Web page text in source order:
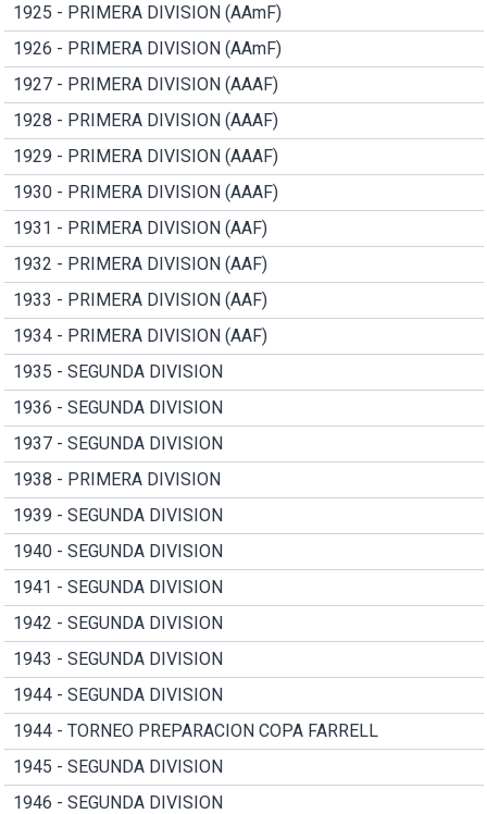
1925 - PRIMERA DIVISION (AAmF)
1926 - PRIMERA DIVISION (AAmF)
1927 - PRIMERA DIVISION (AAAF)
1928 - PRIMERA DIVISION (AAAF)
1929 - PRIMERA DIVISION (AAAF)
1930 - PRIMERA DIVISION (AAAF)
1931 - PRIMERA DIVISION (AAF)
1932 - PRIMERA DIVISION (AAF)
1933 - PRIMERA DIVISION (AAF)
1934 - PRIMERA DIVISION (AAF)
1935 - SEGUNDA DIVISION
1936 - SEGUNDA DIVISION
1937 - SEGUNDA DIVISION
1938 - PRIMERA DIVISION
1939 - SEGUNDA DIVISION
1940 - SEGUNDA DIVISION
1941 - SEGUNDA DIVISION
1942 - SEGUNDA DIVISION
1943 - SEGUNDA DIVISION
1944 - SEGUNDA DIVISION
1944 - TORNEO PREPARACION COPA FARRELL
1945 - SEGUNDA DIVISION
1946 - SEGUNDA DIVISION